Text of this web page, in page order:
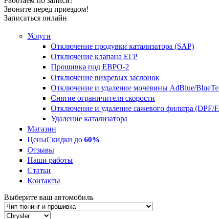
Звоните перед приездом!
Записаться онлайн
Услуги
Отключение продувки катализатора (SAP)
Отключение клапана ЕГР
Прошивка под ЕВРО-2
Отключение вихревых заслонок
Отключение и удаление мочевины AdBlue/
Снятие ограничителя скорости
Отключение и удаление сажевого фильтра (DPF/
Удаление катализатора
Магазин
ЦеныСкидки до 60%
Отзывы
Наши работы
Статьи
Контакты
Выберите ваш автомобиль